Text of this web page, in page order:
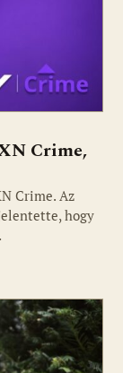
Crime,
Crime. Az
hogy